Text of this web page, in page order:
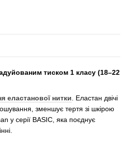
тиском 1 класу (18–22
еластанової нитки. Еластан двічі
зменшує тертя зі шкірою
у серії BASIC, яка поєднує